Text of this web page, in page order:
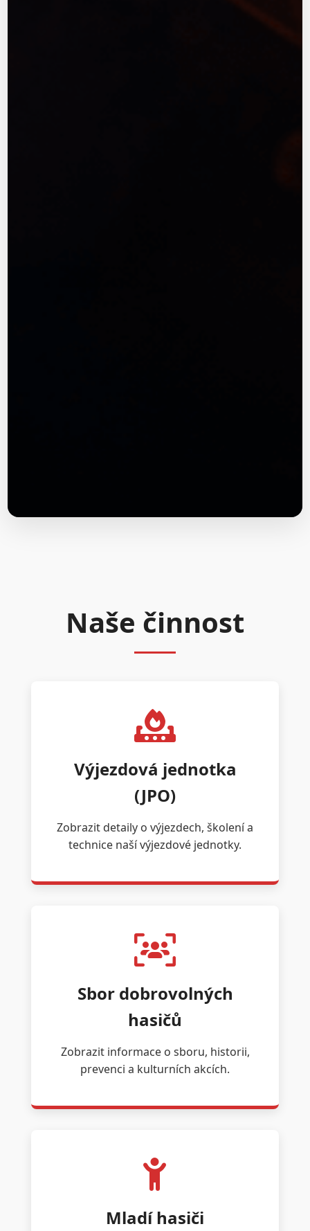
Naše činnost
Výjezdová jednotka
(JPO)
Zobrazit detaily o výjezdech, školení a
technice naší výjezdové jednotky.
Sbor dobrovolných
hasičů
Zobrazit informace o sboru, historii,
prevenci a kulturních akcích.
Mladí hasiči